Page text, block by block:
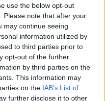
use the below opt-out
Please note that after your
may continue seeing
information utilized by
to third parties prior to
opt-out of the further
by third parties on the
This information may
on the IAB’s List of
further disclose it to other
Festa: programma,
10 al 13